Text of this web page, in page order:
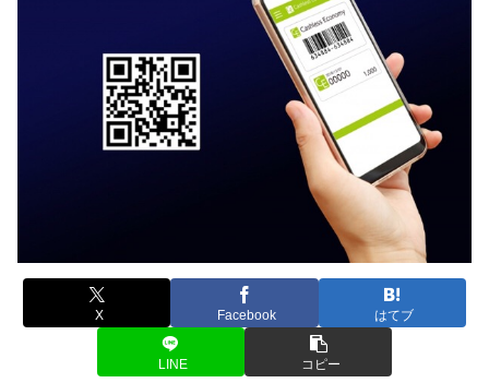
X Facebook はてブ
LINE コピー